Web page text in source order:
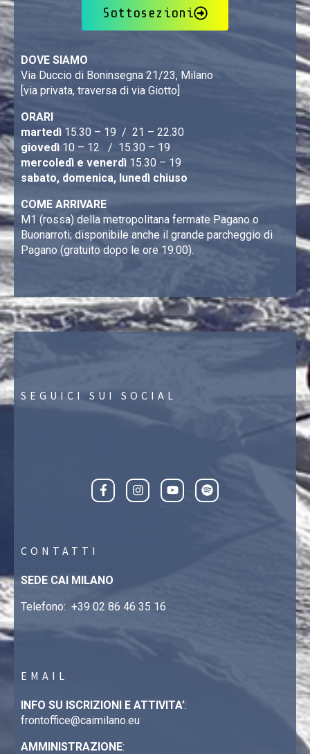
Sottosezioni
DOVE SIAMO
Via Duccio di Boninsegna 21/23, Milano
[via privata, traversa di via Giotto]
ORARI
martedì 15.30 – 19 / 21 – 22.30
giovedì 10 – 12 / 15.30 – 19
mercoledì e venerdì 15.30 – 19
sabato, domenica, lunedì chiuso
COME ARRIVARE
M1 (rossa) della metropolitana fermate Pagano o
Buonarroti; disponibile anche il grande parcheggio di
Pagano (gratuito dopo le ore 19.00).
SEGUICI SUI SOCIAL
CONTATTI
SEDE CAI MILANO
Telefono: +39 02 86 46 35 16
EMAIL
INFO SU ISCRIZIONI E ATTIVITA’:
frontoffice@caimilano.eu
AMMINISTRAZIONE: